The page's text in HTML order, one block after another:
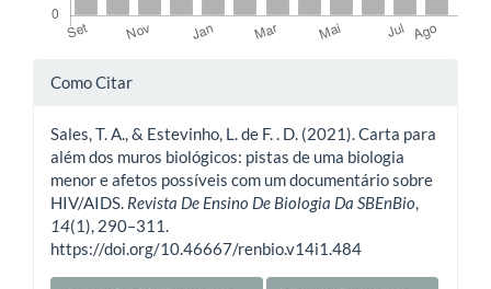
Detalhes
artigo
Como Citar
Sales, T. A., & Estevinho, L. de F. . D. (2021). Carta para
além dos muros biológicos: pistas de uma biologia
menor e afetos possíveis com um documentário sobre
HIV/AIDS. Revista De Ensino De Biologia Da SBEnBio,
14(1), 290–311.
https://doi.org/10.46667/renbio.v14i1.484